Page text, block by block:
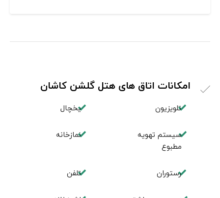
امکانات اتاق های هتل گلشن کاشان
تلویزیون یخچال
سیستم تهویه
مطبوع
نمازخانه
رستوران تلفن